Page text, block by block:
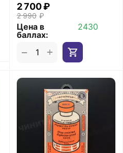
2 990 ₽
2 700₽
Цена в
баллах:
2430
+
−